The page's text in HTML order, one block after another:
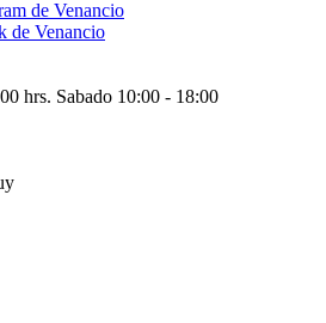
hrs. Sabado 10:00 - 18:00